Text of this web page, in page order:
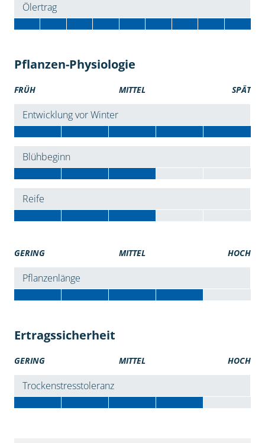
Ölertrag
Pflanzen-Physiologie
FRÜH MITTEL SPÄT
Entwicklung vor Winter
Blühbeginn
Reife
GERING MITTEL HOCH
Pflanzenlänge
Ertragssicherheit
GERING MITTEL HOCH
Trockenstresstoleranz